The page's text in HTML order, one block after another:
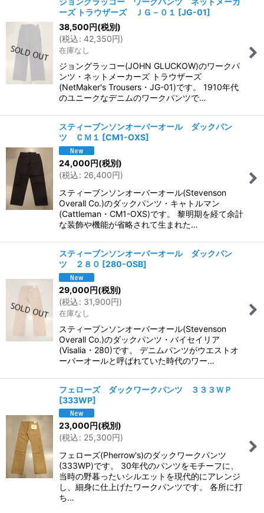
ーズ トラウザーズ ＪＧ－０１ [JG-01]
38,500円(税別)
(税込: 42,350円)
在庫なし
ジョングラッコー(JOHN GLUCKOW)のワークパ
ンツ・ネットメーカーズ トラウザーズ
(NetMaker's Trousers・JG-01)です。 1910年代
のユニークなデニムのワークパンツで…
スティーブンソンオーバーオール ダックパン
ツ ＣＭ１ [CM1-OXS]
24,000円(税別)
(税込: 26,400円)
スティーブンソンオーバーオール(Stevenson
Overall Co.)のダックパンツ・キャトルマン
(Cattleman・CM1-OXS)です。 黎明期を経て余計
な装飾や機能が省略されて生まれた…
スティーブンソンオーバーオール ダックパン
ツ ２８０ [280-OSB]
29,000円(税別)
(税込: 31,900円)
在庫なし
スティーブンソンオーバーオール(Stevenson
Overall Co.)のダックパンツ・バイセイリア
(Visalia・280)です。 デニムパンツがウエストオ
ーバーオールと呼ばれていた時代のワー…
フェローズ ダックワークパンツ ３３３ＷＰ
[333WP]
23,000円(税別)
(税込: 25,300円)
フェローズ(Pherrow's)のダックワークパンツ
(333WP)です。 30年代のパンツをモチーフに、
当時の野暮ったいシルエットを現代的にアレンジ
し、細身に仕上げたワークパンツです。 各所に打
ち…